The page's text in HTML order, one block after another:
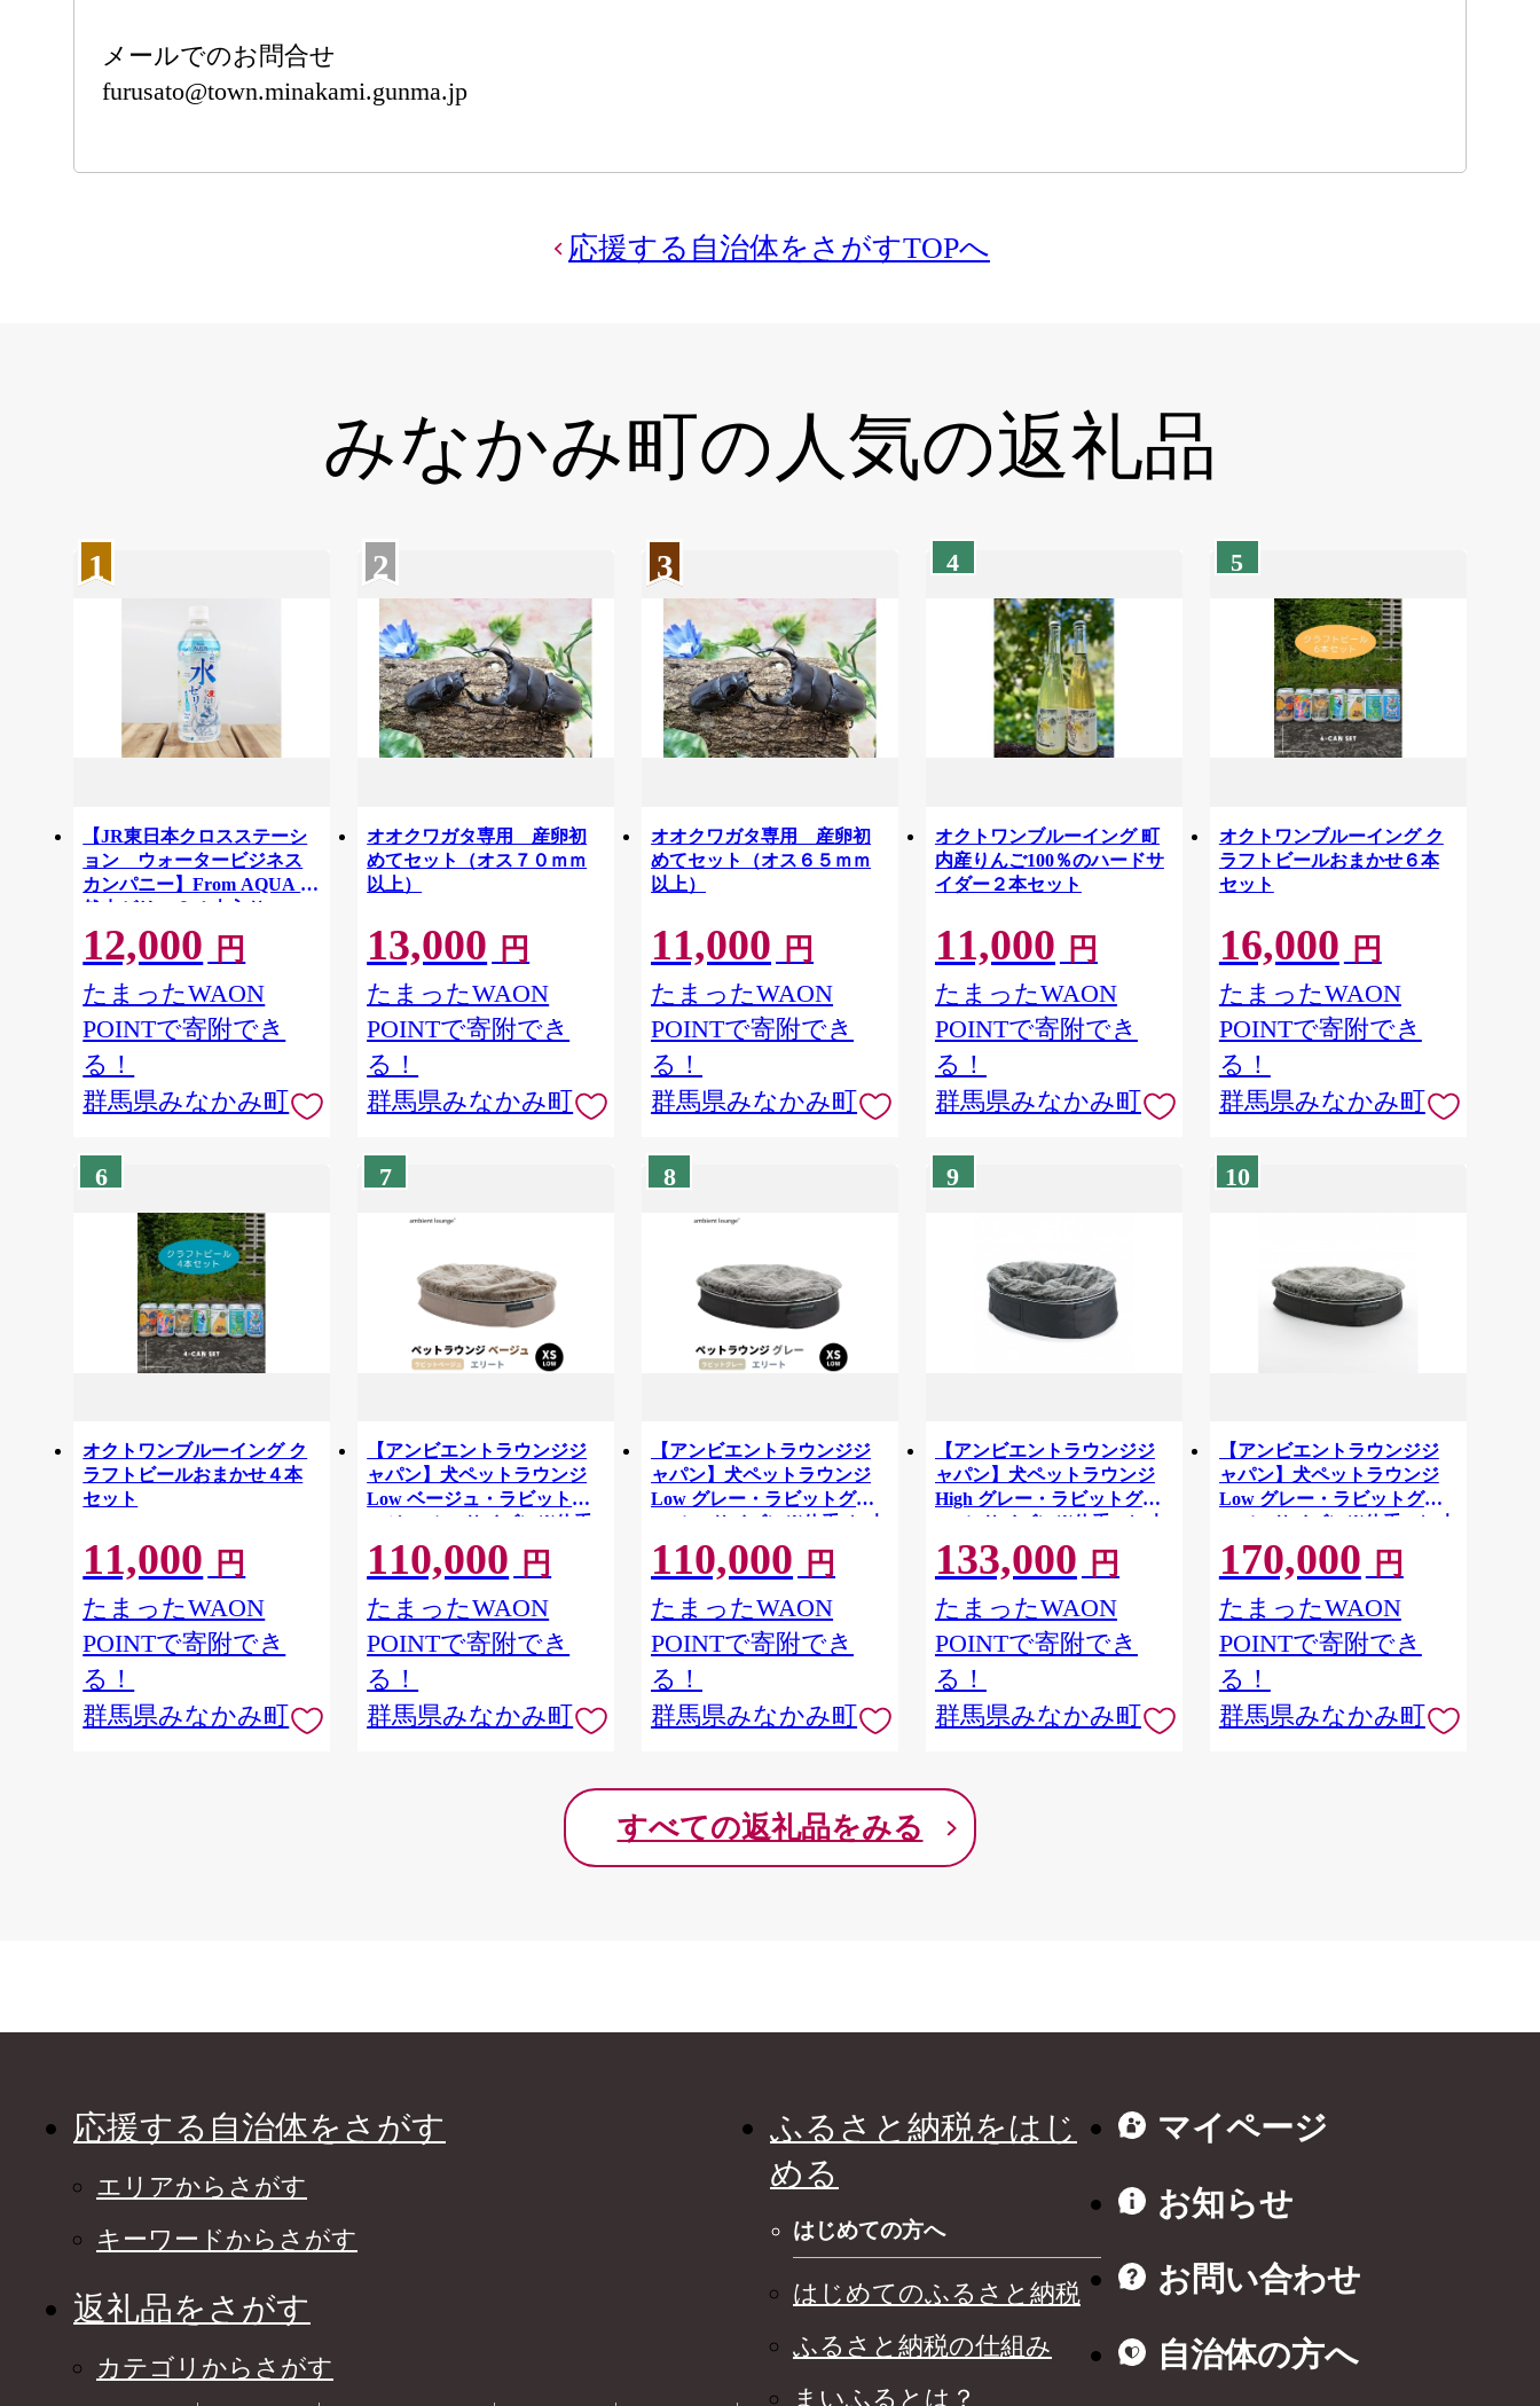
メールでのお問合せ
furusato@town.minakami.gunma.jp
応援する自治体をさがすTOPへ
みなかみ町の 人気の返礼品
1
【JR東日本クロスステーシ
ョン ウォータービジネス
カンパニー】From AQUA 天
然水ゼリー２４本入り
12,000 円
たまったWAON
POINTで寄附でき
る！
群馬県みなかみ町
2
オオクワガタ専用 産卵初
めてセット（オス７０ｍｍ
以上）
13,000 円
たまったWAON
POINTで寄附でき
る！
群馬県みなかみ町
3
オオクワガタ専用 産卵初
めてセット（オス６５ｍｍ
以上）
11,000 円
たまったWAON
POINTで寄附でき
る！
群馬県みなかみ町
4
オクトワンブルーイング 町
内産りんご100％のハードサ
イダー２本セット
11,000 円
たまったWAON
POINTで寄附でき
る！
群馬県みなかみ町
5
オクトワンブルーイング ク
ラフトビールおまかせ６本
セット
16,000 円
たまったWAON
POINTで寄附でき
る！
群馬県みなかみ町
6
オクトワンブルーイング ク
ラフトビールおまかせ４本
セット
11,000 円
たまったWAON
POINTで寄附でき
る！
群馬県みなかみ町
7
【アンビエントラウンジジ
ャパン】犬ペットラウンジ
Low ベージュ・ラビットべ
ージュ（XSサイズ）※体重5
㎏未満の小型犬向け 犬用 小
型犬 ベッド ペットベット 洗
える カバー
110,000 円
たまったWAON
POINTで寄附でき
る！
群馬県みなかみ町
8
【アンビエントラウンジジ
ャパン】犬ペットラウンジ
Low グレー・ラビットグレ
ー（XSサイズ）※体重5㎏未
満の小型犬向け 犬用 小型犬
ベッド ペットベット 洗える
カバー
110,000 円
たまったWAON
POINTで寄附でき
る！
群馬県みなかみ町
9
【アンビエントラウンジジ
ャパン】犬ペットラウンジ
High グレー・ラビットグレ
ー（Sサイズ）※体重10㎏未
満の小型犬向け 犬用 小型犬
ベッド ペットベット 洗える
カバー
133,000 円
たまったWAON
POINTで寄附でき
る！
群馬県みなかみ町
10
【アンビエントラウンジジ
ャパン】犬ペットラウンジ
Low グレー・ラビットグレ
ー（Mサイズ）※体重25㎏未
満の中型犬向け 犬用 中型犬
ベッド ペットベット 洗える
カバー
170,000 円
たまったWAON
POINTで寄附でき
る！
群馬県みなかみ町
すべての返礼品をみる
応援する自治体をさがす
エリアからさがす
キーワードからさがす
返礼品をさがす
カテゴリからさがす
ふるさと納税をはじ
める
はじめての方へ
はじめてのふるさと納税
ふるさと納税の仕組み
まいふるとは？
マイページ
お知らせ
お問い合わせ
自治体の方へ